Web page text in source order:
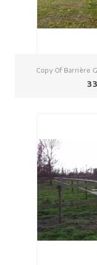
Copy Of Barrière